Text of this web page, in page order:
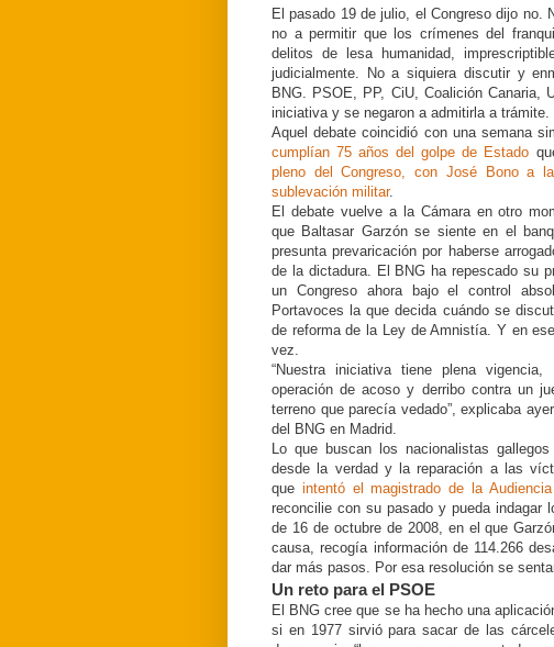
El pasado 19 de julio, el Congreso dijo no.
no a permitir que los crímenes del
delitos de lesa humanidad,
judicialmente. No a siquiera discutir y
BNG. PSOE, PP, CiU, Coalición Canaria,
iniciativa y se negaron a admitirla a trámite.
Aquel debate coincidió con una semana
cumplían 75 años del golpe de Estado
pleno del Congreso, con José Bono a
sublevación militar.
El debate vuelve a la Cámara en otro
que Baltasar Garzón se siente en el
presunta prevaricación por haberse
de la dictadura. El BNG ha repescado su
un Congreso ahora bajo el control
Portavoces la que decida cuándo se
de reforma de la Ley de Amnistía. Y en
vez.
“Nuestra iniciativa tiene plena
operación de acoso y derribo contra un
terreno que parecía vedado”, explicaba
del BNG en Madrid.
Lo que buscan los nacionalistas gallegos
desde la verdad y la reparación a las
que intentó el magistrado de la
reconcilie con su pasado y pueda
de 16 de octubre de 2008, en el que
causa, recogía información de 114.266
dar más pasos. Por esa resolución se
Un reto para el PSOE
El BNG cree que se ha hecho una
si en 1977 sirvió para sacar de las